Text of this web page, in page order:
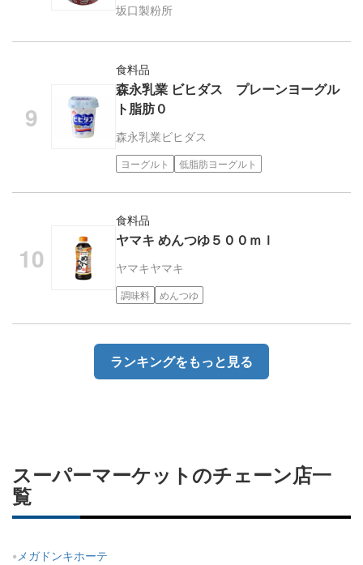
坂口製粉所
食料品
森永乳業 ビヒダス プレーンヨーグル
ト脂肪０
森永乳業ビヒダス
ヨーグルト 低脂肪ヨーグルト
食料品
ヤマキ めんつゆ５００ｍｌ
ヤマキヤマキ
調味料 めんつゆ
ランキングをもっと見る
スーパーマーケットのチェーン店一
覧
メガドンキホーテ